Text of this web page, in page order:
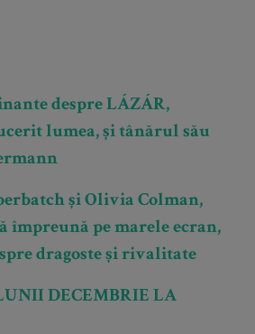
despre LÁZÁR,
lumea, și tânărul său
și Olivia Colman,
împreună pe marele ecran,
dragoste și rivalitate
DECEMBRIE LA